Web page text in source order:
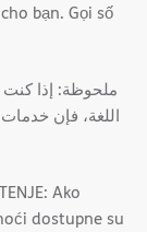
bạn. Gọi số
اللغة، فإن
Ako
dostupne su